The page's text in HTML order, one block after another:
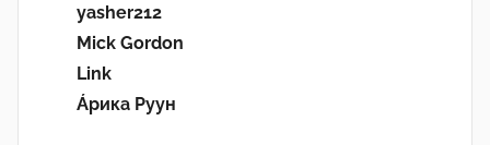
yasher212
Mick Gordon
Link
Áрика Руун